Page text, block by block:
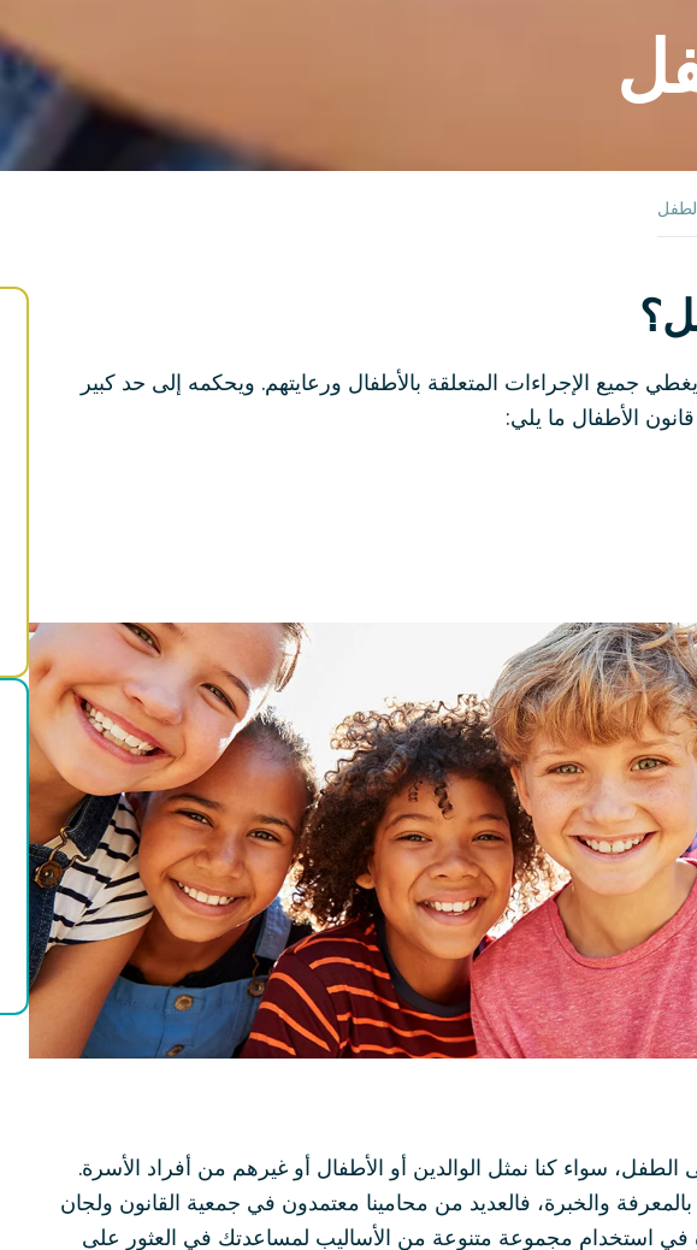
جميع الإجراءات المتعلقة بالأطفال ورعايتهم. ويحكمه إلى حد كبير
سواء كنا نمثل الوالدين أو الأطفال أو غيرهم من أفراد الأسرة.
والخبرة، فالعديد من محامينا معتمدون في جمعية القانون ولجان
في استخدام مجموعة متنوعة من الأساليب لمساعدتك في العثور على